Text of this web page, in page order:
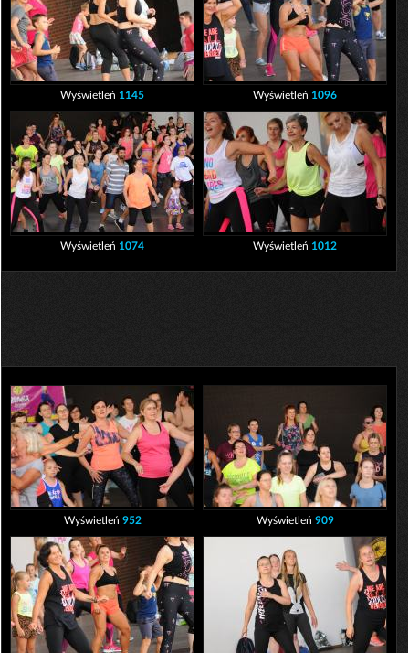
Wyświetleń 1145 Wyświetleń 1096
Wyświetleń 1074 Wyświetleń 1012
Wyświetleń 952 Wyświetleń 909